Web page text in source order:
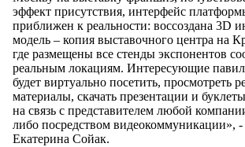
эффект присутствия, интерфейс
приближен к реальности: воссоздана 3D
модель – копия выставочного центра на
где размещены все стенды экспонентов
реальным локациям. Интересующие
будет виртуально посетить, просмотреть
материалы, скачать презентации и
на связь с представителем любой
либо посредством видеокоммуникации»,
Екатерина Сойак.